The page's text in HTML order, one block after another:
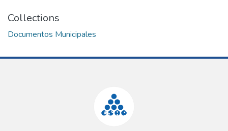
Collections
Documentos Municipales